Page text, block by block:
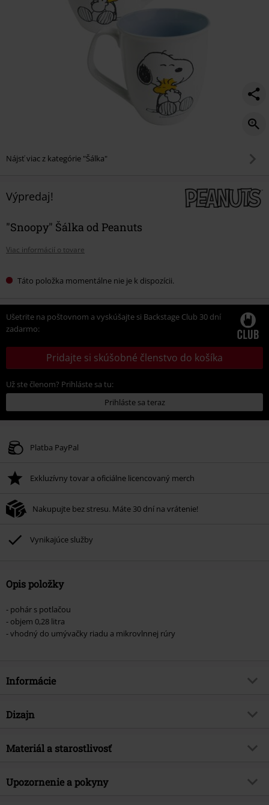
Nájsť viac z kategórie "Šálka"
Výpredaj!
"Snoopy" Šálka od Peanuts
Viac informácií o tovare
Táto položka momentálne nie je k dispozícii.
Ušetrite na poštovnom a vyskúšajte si Backstage Club 30 dní
zadarmo:
Pridajte si skúšobné členstvo do košíka
Už ste členom? Prihláste sa tu:
Prihláste sa teraz
Platba PayPal
Exkluzívny tovar a oficiálne licencovaný merch
Nakupujte bez stresu. Máte 30 dní na vrátenie!
Vynikajúce služby
Opis položky
- pohár s potlačou
- objem 0,28 litra
- vhodný do umývačky riadu a mikrovlnnej rúry
Informácie
Tovar č.
Téma produktov
Fan merch, TV seriál, Animácia,
Licencia
Dizajn
Typ výrobku
Materiál a starostlivosť
Vrchný materiál
Upozornenie a pokyny